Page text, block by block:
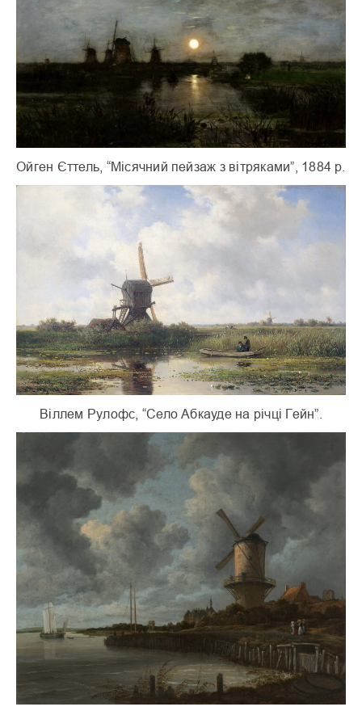
Ойген Єттель, “Місячний пейзаж з вітряками”, 1884 р.
Віллем Рулофс, “Село Абкауде на річці Гейн”.